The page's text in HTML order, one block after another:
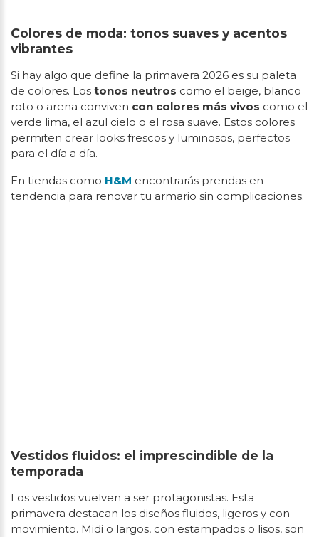
Colores de moda: tonos suaves y acentos
vibrantes
Si hay algo que define la primavera 2026 es su paleta
de colores. Los tonos neutros como el beige, blanco
roto o arena conviven con colores más vivos como el
verde lima, el azul cielo o el rosa suave. Estos colores
permiten crear looks frescos y luminosos, perfectos
para el día a día.
En tiendas como H&M encontrarás prendas en
tendencia para renovar tu armario sin complicaciones.
Vestidos fluidos: el imprescindible de la
temporada
Los vestidos vuelven a ser protagonistas. Esta
primavera destacan los diseños fluidos, ligeros y con
movimiento. Midi o largos, con estampados o lisos, son